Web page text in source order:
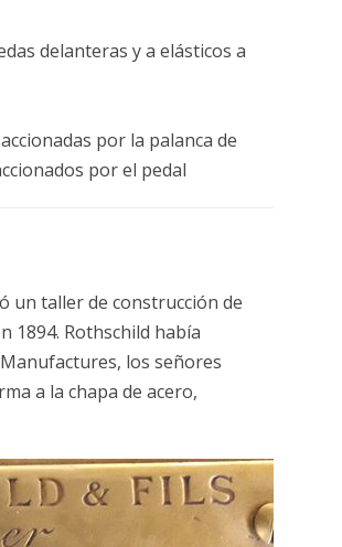
delanteras y a elásticos a
por la palanca de
por el pedal
un taller de construcción de
1894. Rothschild había
los señores
a la chapa de acero,